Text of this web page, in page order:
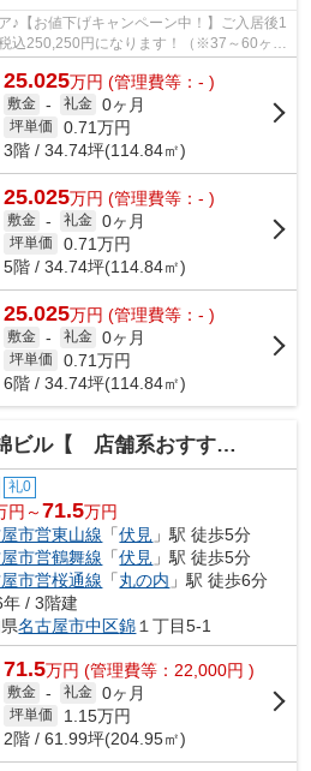
♪【お値下げキャンペーン中！】ご入居後1
込250,250円になります！（※37～60ヶ月
25.025万円 (管理費等：- )
敷金 - 礼金 0ヶ月
坪単価 0.71万円
3階 / 34.74坪(114.84㎡)
25.025万円 (管理費等：- )
敷金 - 礼金 0ヶ月
坪単価 0.71万円
5階 / 34.74坪(114.84㎡)
25.025万円 (管理費等：- )
敷金 - 礼金 0ヶ月
坪単価 0.71万円
6階 / 34.74坪(114.84㎡)
ル【 店舗系おすすめ 】
礼0
円～71.5万円
市営東山線 「伏見 」駅 徒歩5分
市営鶴舞線 「伏見 」駅 徒歩5分
市営桜通線 「丸の内 」駅 徒歩6分
/ 3階建
名古屋市中区錦 １丁目5-1
71.5万円 (管理費等：22,000円 )
敷金 - 礼金 0ヶ月
坪単価 1.15万円
2階 / 61.99坪(204.95㎡)